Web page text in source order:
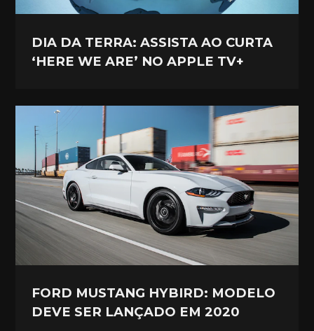
DIA DA TERRA: ASSISTA AO CURTA
‘HERE WE ARE’ NO APPLE TV+
FORD MUSTANG HYBIRD: MODELO
DEVE SER LANÇADO EM 2020